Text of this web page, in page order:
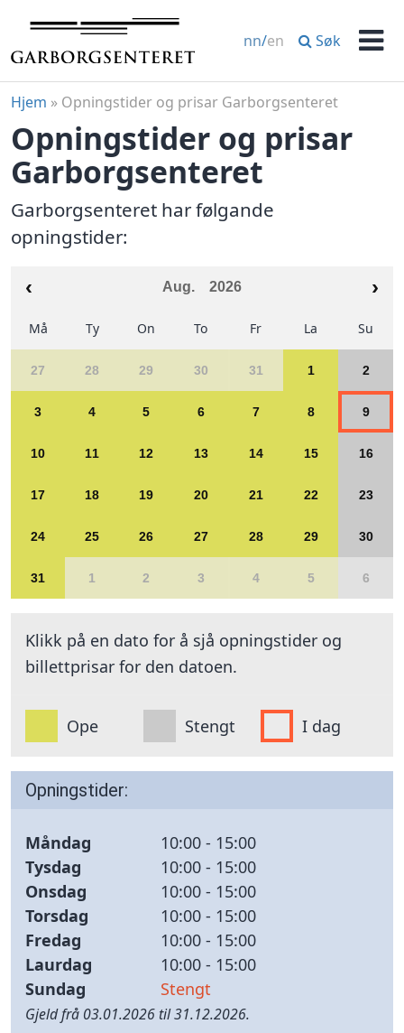
innhold
nn/en Søk
Hjem » Opningstider og prisar Garborgsenteret
Opningstider og prisar
Garborgsenteret
Garborgsenteret har følgande
opningstider:
Aug. 2026
Må Ty On To Fr La Su
27 28 29 30 31 1 2
3 4 5 6 7 8 9
10 11 12 13 14 15 16
17 18 19 20 21 22 23
24 25 26 27 28 29 30
31 1 2 3 4 5 6
Klikk på en dato for å sjå opningstider og
billettprisar for den datoen.
Ope Stengt I dag
Opningstider:
Måndag
10:00 - 15:00
Tysdag
10:00 - 15:00
Onsdag
10:00 - 15:00
Torsdag
10:00 - 15:00
Fredag
10:00 - 15:00
Laurdag
10:00 - 15:00
Sundag
Stengt
Gjeld frå 03.01.2026 til 31.12.2026.